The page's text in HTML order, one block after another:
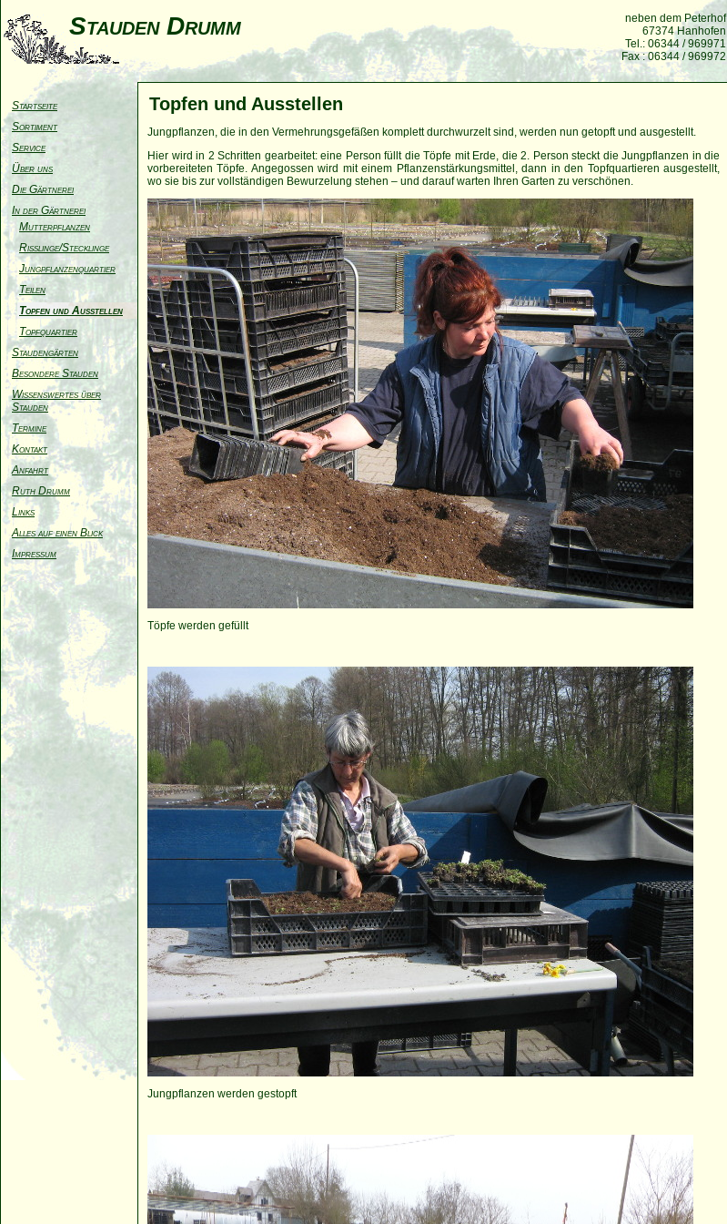
Stauden Drumm
neben dem Peterhof
67374 Hanhofen
Tel.: 06344 / 969971
Fax : 06344 / 969972
Startseite
Sortiment
Service
Über uns
Die Gärtnerei
In der Gärtnerei
Mutterpflanzen
Risslinge/Stecklinge
Jungpflanzenquartier
Teilen
Topfen und Ausstellen
Topfquartier
Staudengärten
Besondere Stauden
Wissenswertes über
Stauden
Termine
Kontakt
Anfahrt
Ruth Drumm
Links
Alles auf einen Blick
Impressum
Topfen und Ausstellen
Jungpflanzen, die in den Vermehrungsgefäßen komplett durchwurzelt sind, werden nun getopft und ausgestellt.
Hier wird in 2 Schritten gearbeitet: eine Person füllt die Töpfe mit Erde, die 2. Person steckt die Jungpflanzen in die
vorbereiteten Töpfe. Angegossen wird mit einem Pflanzenstärkungsmittel, dann in den Topfquartieren ausgestellt,
wo sie bis zur vollständigen Bewurzelung stehen – und darauf warten Ihren Garten zu verschönen.
Töpfe werden gefüllt
Jungpflanzen werden gestopft